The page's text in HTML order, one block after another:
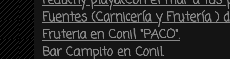
Fuentes (Carnicería y Frutería )
Fruteria en Conil "PACO".
Bar Campito en Conil.